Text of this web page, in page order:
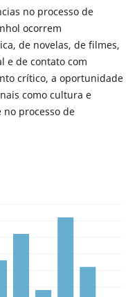
no processo de
ocorrem
de novelas, de filmes,
e de contato com
crítico, a oportunidade
como cultura e
processo de